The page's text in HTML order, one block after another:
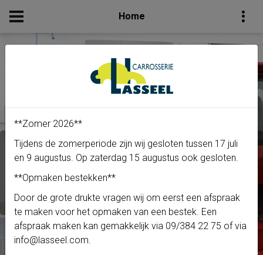
**Zomer 2026**
Tijdens de zomerperiode zijn wij gesloten tussen 17 juli
en 9 augustus. Op zaterdag 15 augustus ook gesloten.
**Opmaken bestekken**
Door de grote drukte vragen wij om eerst een afspraak
te maken voor het opmaken van een bestek. Een
afspraak maken kan gemakkelijk via 09/384 22 75 of via
info@lasseel.com.
Home
Specialist in Carrosserie